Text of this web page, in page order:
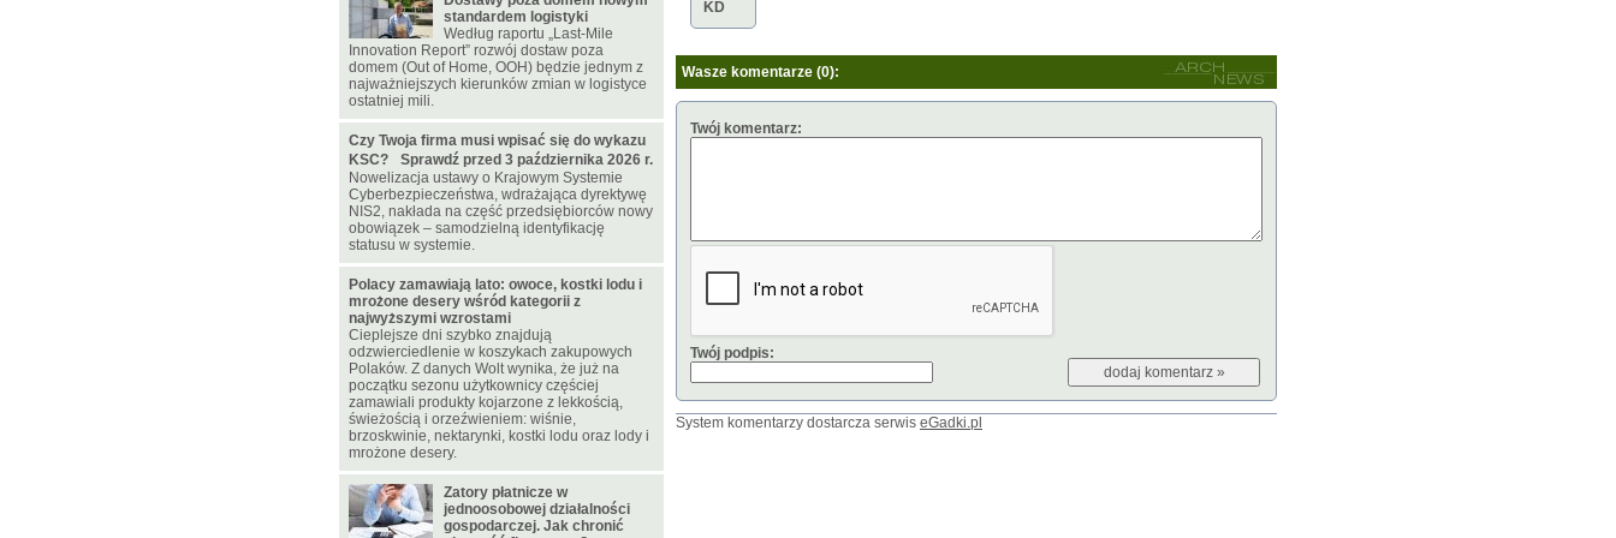
KD
Wasze komentarze (0):
Twój komentarz:
Twój podpis:
System komentarzy dostarcza serwis eGadki.pl
standardem logistyki
Według raportu „Last-Mile
Innovation Report” rozwój dostaw poza
domem (Out of Home, OOH) będzie jednym z
najważniejszych kierunków zmian w logistyce
ostatniej mili.
Czy Twoja firma musi wpisać się do wykazu
KSC? Sprawdź przed 3 października 2026 r.
Nowelizacja ustawy o Krajowym Systemie
Cyberbezpieczeństwa, wdrażająca dyrektywę
NIS2, nakłada na część przedsiębiorców nowy
obowiązek – samodzielną identyfikację
statusu w systemie.
Polacy zamawiają lato: owoce, kostki lodu i
mrożone desery wśród kategorii z
najwyższymi wzrostami
Cieplejsze dni szybko znajdują
odzwierciedlenie w koszykach zakupowych
Polaków. Z danych Wolt wynika, że już na
początku sezonu użytkownicy częściej
zamawiali produkty kojarzone z lekkością,
świeżością i orzeźwieniem: wiśnie,
brzoskwinie, nektarynki, kostki lodu oraz lody i
mrożone desery.
Zatory płatnicze w
jednoosobowej działalności
gospodarczej. Jak chronić